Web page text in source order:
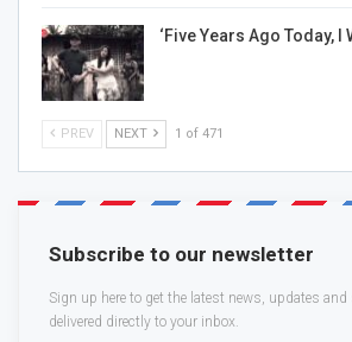
‘Five Years Ago Today, I
PREV NEXT 1 of 471
Subscribe to our newsletter
Sign up here to get the latest news, updates and
delivered directly to your inbox.